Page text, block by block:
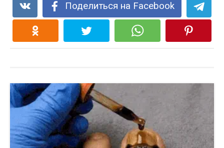
Поделиться на Facebook